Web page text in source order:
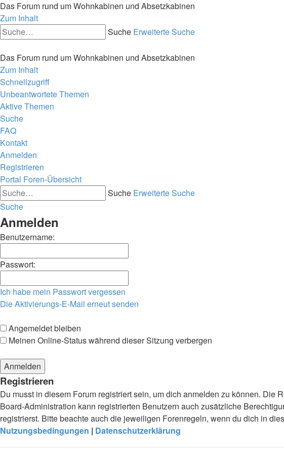
Das Forum rund um Wohnkabinen und Absetzkabinen
Zum Inhalt
Suche Erweiterte Suche
Das Forum rund um Wohnkabinen und Absetzkabinen
Zum Inhalt
Schnellzugriff
Unbeantwortete Themen
Aktive Themen
Suche
FAQ
Kontakt
Anmelden
Registrieren
Portal Foren-Übersicht
Suche Erweiterte Suche
Suche
Anmelden
Benutzername:
Passwort:
Ich habe mein Passwort vergessen
Die Aktivierungs-E-Mail erneut senden
Angemeldet bleiben
Meinen Online-Status während dieser Sitzung verbergen
Registrieren
Du musst in diesem Forum registriert sein, um dich anmelden zu können.
Board-Administration kann registrierten Benutzern auch zusätzliche
registrierst. Bitte beachte auch die jeweiligen Forenregeln, wenn du dich in
Nutzungsbedingungen | Datenschutzerklärung